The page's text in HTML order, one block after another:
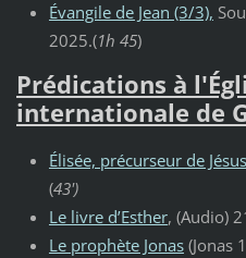
Évangile de Jean (3/3),
2025.(1h 45)
Prédications à
internationale de
Élisée, précurseur de
(43')
Le livre d’Esther, (Audio)
Le prophète Jonas(Jonas